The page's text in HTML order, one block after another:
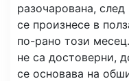
разочарована,
се произнесе в
по-рано този
не са достоверни,
се основава на